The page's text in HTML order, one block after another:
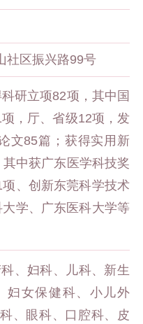
社区振兴路99号
研立项82项，其中国
，厅、省级12项，发
文85篇；获得实用新
中获广东医学科技奖
、创新东莞科学技术
学、广东医科大学等
、妇科、儿科、新生
妇女保健科、小儿外
、眼科、口腔科、皮